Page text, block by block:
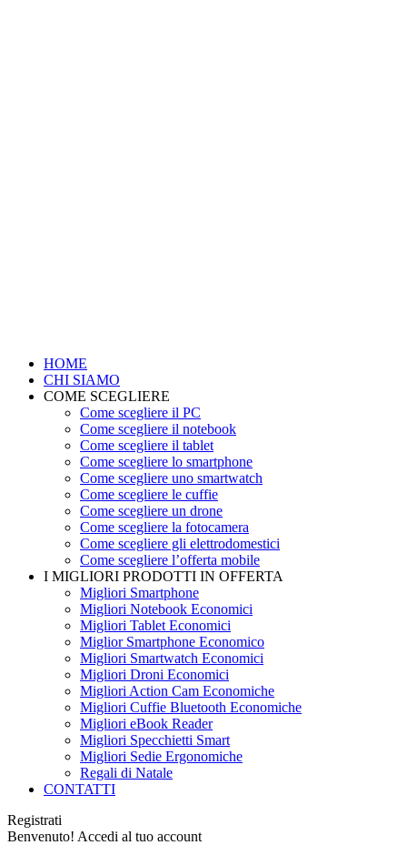
HOME
CHI SIAMO
COME SCEGLIERE
Come scegliere il PC
Come scegliere il notebook
Come scegliere il tablet
Come scegliere lo smartphone
Come scegliere uno smartwatch
Come scegliere le cuffie
Come scegliere un drone
Come scegliere la fotocamera
Come scegliere gli elettrodomestici
Come scegliere l’offerta mobile
I MIGLIORI PRODOTTI IN OFFERTA
Migliori Smartphone
Migliori Notebook Economici
Migliori Tablet Economici
Miglior Smartphone Economico
Migliori Smartwatch Economici
Migliori Droni Economici
Migliori Action Cam Economiche
Migliori Cuffie Bluetooth Economiche
Migliori eBook Reader
Migliori Specchietti Smart
Migliori Sedie Ergonomiche
Regali di Natale
CONTATTI
Registrati
Benvenuto! Accedi al tuo account